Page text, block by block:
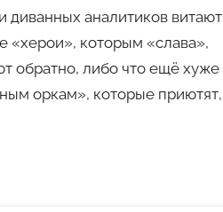
диванных аналитиков витают
«херои», которым «слава»,
обратно, либо что ещё хуже
оркам», которые приютят,